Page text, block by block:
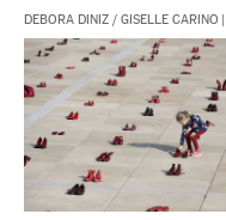
DEBORA DINIZ / GISELLE CARINO